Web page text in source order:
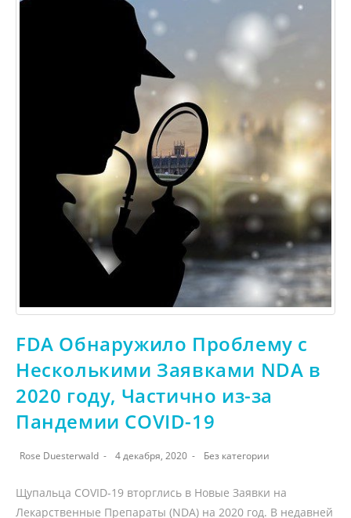
FDA Обнаружило Проблему с
Несколькими Заявками NDA в
2020 году, Частично из-за
Пандемии COVID-19
Rose Duesterwald 4 декабря, 2020 Без категории
Щупальца COVID-19 вторглись в Новые Заявки на
Лекарственные Препараты (NDA) на 2020 год. В недавней